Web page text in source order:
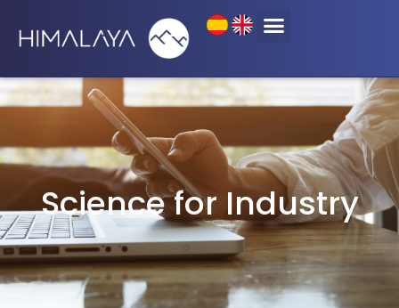
Science for Industry